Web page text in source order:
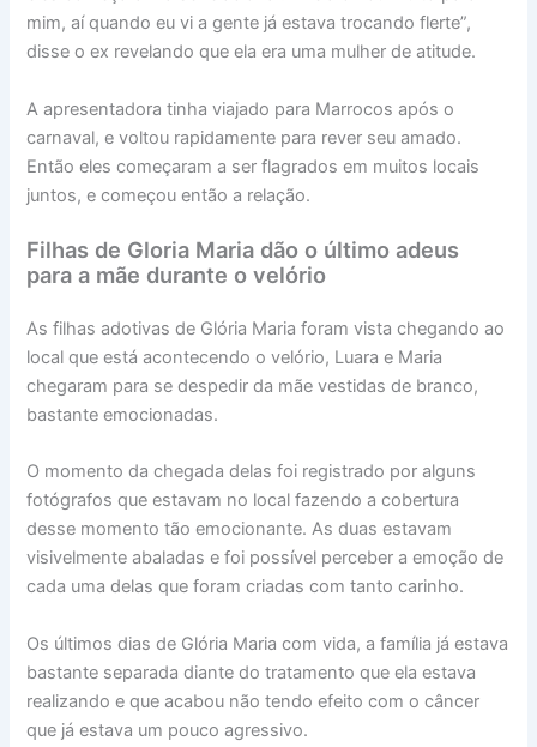
mim, aí quando eu vi a gente já estava trocando flerte”,
disse o ex revelando que ela era uma mulher de atitude.
A apresentadora tinha viajado para Marrocos após o
carnaval, e voltou rapidamente para rever seu amado.
Então eles começaram a ser flagrados em muitos locais
juntos, e começou então a relação.
Filhas de Gloria Maria dão o último adeus
para a mãe durante o velório
As filhas adotivas de Glória Maria foram vista chegando ao
local que está acontecendo o velório, Luara e Maria
chegaram para se despedir da mãe vestidas de branco,
bastante emocionadas.
O momento da chegada delas foi registrado por alguns
fotógrafos que estavam no local fazendo a cobertura
desse momento tão emocionante. As duas estavam
visivelmente abaladas e foi possível perceber a emoção de
cada uma delas que foram criadas com tanto carinho.
Os últimos dias de Glória Maria com vida, a família já estava
bastante separada diante do tratamento que ela estava
realizando e que acabou não tendo efeito com o câncer
que já estava um pouco agressivo.